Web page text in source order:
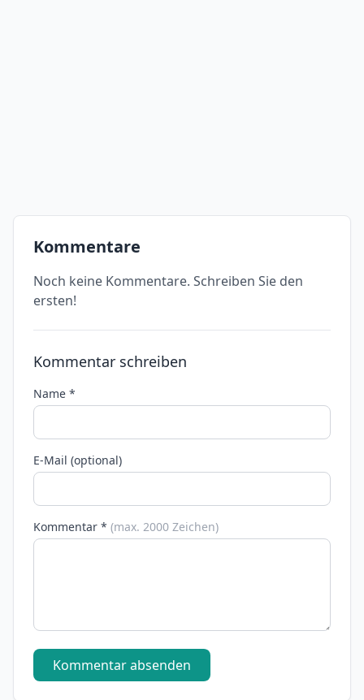
Kommentare
Noch keine Kommentare. Schreiben Sie den
ersten!
Kommentar schreiben
Name *
E-Mail (optional)
Kommentar * (max. 2000 Zeichen)
Kommentar absenden